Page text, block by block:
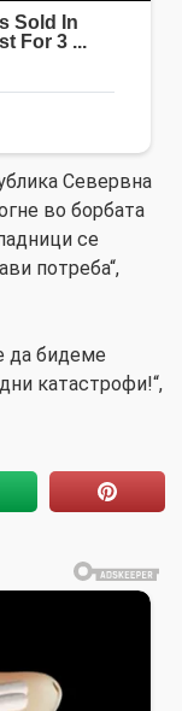
Севервна
во борбата
се
потреба“,
да бидеме
катастрофи!“,